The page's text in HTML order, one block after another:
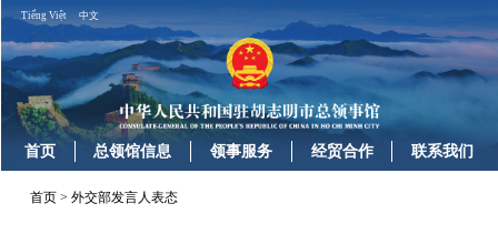
Tiếng Việt 中文
首页 总领馆信息 领事服务 经贸合作 联系我们
首页 >外交部发言人表态